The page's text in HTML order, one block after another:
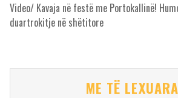
Video/ Kavaja në festë me Portokallinë!
duartrokitje në shëtitore
ME TË